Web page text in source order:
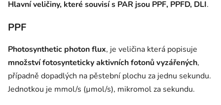
Hlavní veličiny, které souvisí s PAR jsou PPF, PPFD, DLI.
PPF
Photosynthetic photon flux, je veličina která popisuje
množství fotosynteticky aktivních fotonů vyzářených,
případně dopadlých na pěstební plochu za jednu sekundu.
Jednotkou je mmol/s (µmol/s), mikromol za sekundu.